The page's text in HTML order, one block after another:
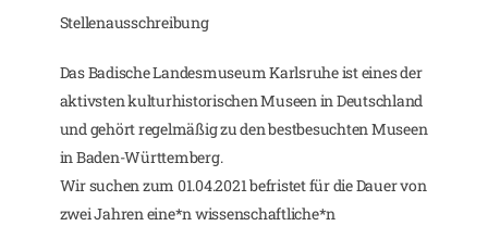
Stellenausschreibung
Das Badische Landesmuseum Karlsruhe ist eines der
aktivsten kulturhistorischen Museen in Deutschland
und gehört regelmäßig zu den bestbesuchten Museen
in Baden-Württemberg.
Wir suchen zum 01.04.2021 befristet für die Dauer von
zwei Jahren eine*n wissenschaftliche*n